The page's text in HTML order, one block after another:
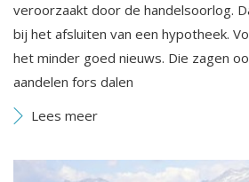
veroorzaakt door de handelsoorlog.
bij het afsluiten van een hypotheek.
het minder goed nieuws. Die zagen
aandelen fors dalen
Lees meer